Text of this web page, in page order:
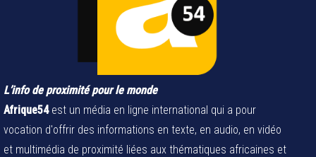
L’info de proximité pour le monde
Afrique54est un média en ligne international qui a pour
vocation d'offrir des informations en texte, en audio, en vidéo
et multimédia de proximité liées aux thématiques africaines et